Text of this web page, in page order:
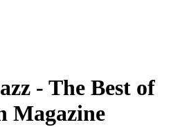
- The Best of
Magazine